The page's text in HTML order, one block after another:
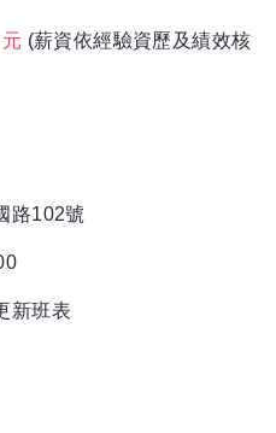
(薪資依經驗資歷及績效核
路102號
新班表